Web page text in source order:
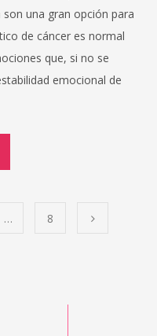
una gran opción para
de cáncer es normal
que, si no se
emocional de
… 8